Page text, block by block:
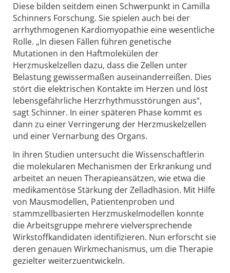
Diese bilden seitdem einen Schwerpunkt in Camilla
Schinners Forschung. Sie spielen auch bei der
arrhythmogenen Kardiomyopathie eine wesentliche
Rolle. „In diesen Fällen führen genetische
Mutationen in den Haftmolekülen der
Herzmuskelzellen dazu, dass die Zellen unter
Belastung gewissermaßen auseinanderreißen. Dies
stört die elektrischen Kontakte im Herzen und löst
lebensgefährliche Herzrhythmusstörungen aus“,
sagt Schinner. In einer späteren Phase kommt es
dann zu einer Verringerung der Herzmuskelzellen
und einer Vernarbung des Organs.
In ihren Studien untersucht die Wissenschaftlerin
die molekularen Mechanismen der Erkrankung und
arbeitet an neuen Therapieansätzen, wie etwa die
medikamentöse Stärkung der Zelladhäsion. Mit Hilfe
von Mausmodellen, Patientenproben und
stammzellbasierten Herzmuskelmodellen konnte
die Arbeitsgruppe mehrere vielversprechende
Wirkstoffkandidaten identifizieren. Nun erforscht sie
deren genauen Wirkmechanismus, um die Therapie
gezielter weiterzuentwickeln.